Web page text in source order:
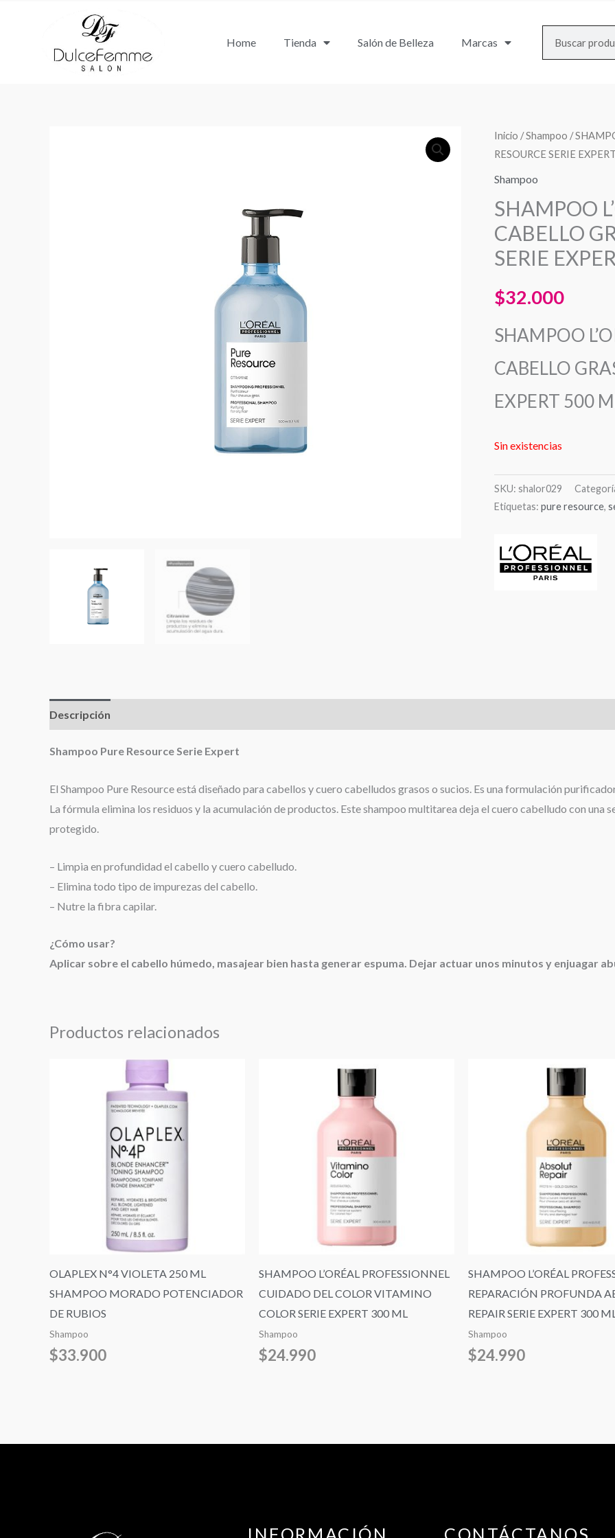
Home Tienda Salón de Belleza Marcas
Inicio /Shampoo /
RESOURCE SERIE
Shampoo
SHAMPOO
CABELLO
SERIE
$32.000
SHAMPOO
CABELLO
EXPERT 500
Sin existencias
SKU: shalor029
Etiquetas: pure resource,
Descripción
Shampoo Pure Resource Serie Expert
El Shampoo Pure Resource está diseñado para cabellos y cuero cabelludos grasos o sucios. Es una formulación
La fórmula elimina los residuos y la acumulación de productos. Este shampoo multitarea deja el cuero cabelludo con una
protegido.
– Limpia en profundidad el cabello y cuero cabelludo.
– Elimina todo tipo de impurezas del cabello.
– Nutre la fibra capilar.
¿Cómo usar?
Aplicar sobre el cabello húmedo, masajear bien hasta generar espuma. Dejar actuar unos minutos y enjuagar
Productos relacionados
OLAPLEX N°4 VIOLETA 250 ML
SHAMPOO MORADO POTENCIADOR
DE RUBIOS
Shampoo
$33.900
SHAMPOO L’ORÉAL PROFESSIONNEL
CUIDADO DEL COLOR VITAMINO
COLOR SERIE EXPERT 300 ML
Shampoo
$24.990
SHAMPOO L’ORÉAL
REPARACIÓN PROFUNDA
REPAIR SERIE EXPERT 300
Shampoo
$24.990
INFORMACIÓN CONTÁCTANOS